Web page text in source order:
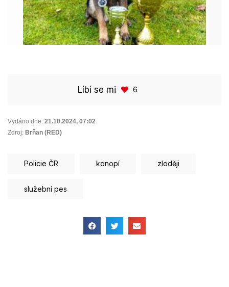
Líbí se mi 6
Vydáno dne: 21.10.2024, 07:02
Zdroj: Brňan (RED)
Policie ČR konopí zloději
služební pes